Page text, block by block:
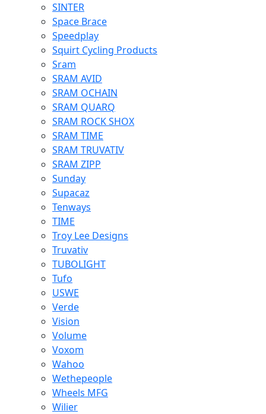
SINTER
Space Brace
Speedplay
Squirt Cycling Products
Sram
SRAM AVID
SRAM OCHAIN
SRAM QUARQ
SRAM ROCK SHOX
SRAM TIME
SRAM TRUVATIV
SRAM ZIPP
Sunday
Supacaz
Tenways
TIME
Troy Lee Designs
Truvativ
TUBOLIGHT
Tufo
USWE
Verde
Vision
Volume
Voxom
Wahoo
Wethepeople
Wheels MFG
Wilier